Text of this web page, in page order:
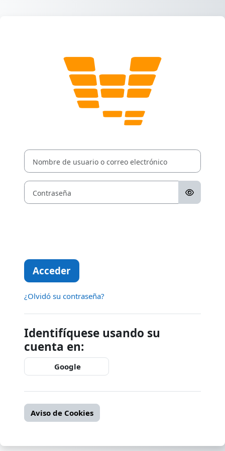
Nombre de usuario o correo electrónico
Contraseña
Acceder
¿Olvidó su contraseña?
Identifíquese usando su
cuenta en:
Google
Aviso de Cookies